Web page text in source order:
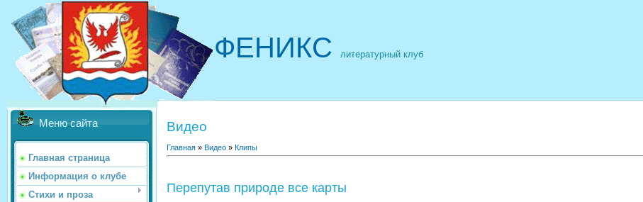
ФЕНИКС литературный клуб
Меню сайта
Главная страница
Информация о клубе
Стихи и проза
Видео
Главная » Видео » Клипы
Перепутав природе все карты